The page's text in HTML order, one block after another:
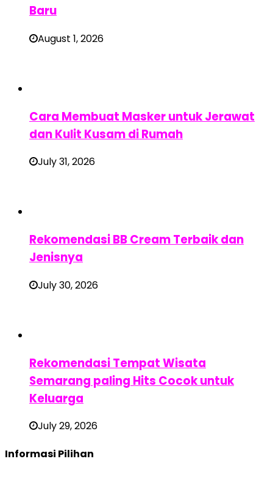
Baru
August 1, 2026
Cara Membuat Masker untuk Jerawat
dan Kulit Kusam di Rumah
July 31, 2026
Rekomendasi BB Cream Terbaik dan
Jenisnya
July 30, 2026
Rekomendasi Tempat Wisata
Semarang paling Hits Cocok untuk
Keluarga
July 29, 2026
Informasi Pilihan